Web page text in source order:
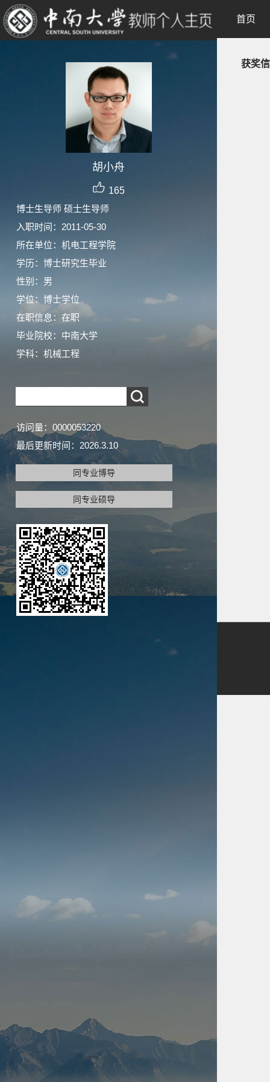
胡小舟
165
博士生导师 硕士生导师
入职时间：2011-05-30
所在单位：机电工程学院
学历：博士研究生毕业
性别：男
学位：博士学位
在职信息：在职
毕业院校：中南大学
学科：机械工程
访问量： 0000053220
最后更新时间： 2026.3.10
同专业博导
同专业硕导
首页
获奖